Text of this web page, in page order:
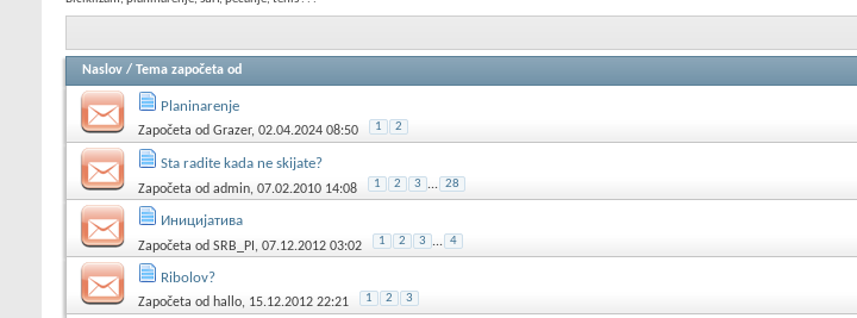
Naslov / Tema započeta od
Planinarenje
Započeta od Grazer, 02.04.2024 08:50 1 2
Sta radite kada ne skijate?
Započeta od admin, 07.02.2010 14:08 1 2 3 ... 28
Иницијатива
Započeta od SRB_PI , 07.12.2012 03:02 1 2 3 ... 4
Ribolov?
Započeta od hallo, 15.12.2012 22:21 1 2 3